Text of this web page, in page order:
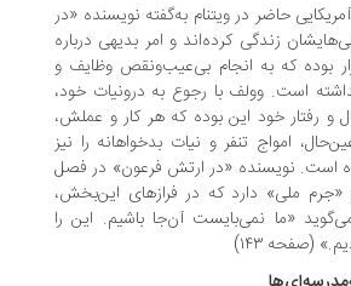
حاضر در ویتنام به‌گفته نویسنده «در
زندگی کرده‌اند و امر بدیهی درباره
که به انجام بی‌عیب‌ونقص وظایف و
وولف با رجوع به درونیات خود،
خود این بوده که هر کار و عملش،
تنفر و نیات بدخواهانه را نیز
«در ارتش فرعون» در فصل
دارد که در فرازهای این‌بخش،
«ما نمی‌بایست آن‌جا باشیم. این را
۱۴۳)